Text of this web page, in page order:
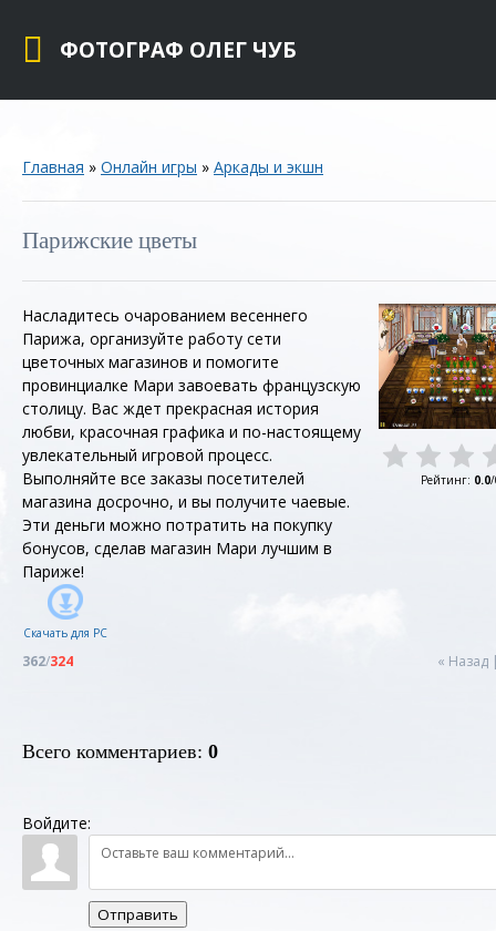
ФОТОГРАФ ОЛЕГ ЧУБ
Главная » Онлайн игры » Аркады и экшн
Парижские цветы
Насладитесь очарованием весеннего
Парижа, организуйте работу сети
цветочных магазинов и помогите
провинциалке Мари завоевать французскую
столицу. Вас ждет прекрасная история
любви, красочная графика и по-настоящему
увлекательный игровой процесс.
Выполняйте все заказы посетителей
магазина досрочно, и вы получите чаевые.
Эти деньги можно потратить на покупку
бонусов, сделав магазин Мари лучшим в
Париже!
Скачать для PC
Рейтинг: 0.0/
« Назад
362/324
Всего комментариев: 0
Войдите:
Отправить